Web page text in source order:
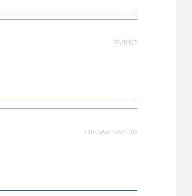
EVENT
ORGANISATION